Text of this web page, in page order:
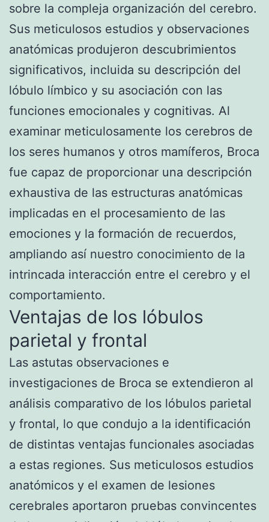
sobre la compleja organización del cerebro.
Sus meticulosos estudios y observaciones
anatómicas produjeron descubrimientos
significativos, incluida su descripción del
lóbulo límbico y su asociación con las
funciones emocionales y cognitivas. Al
examinar meticulosamente los cerebros de
los seres humanos y otros mamíferos, Broca
fue capaz de proporcionar una descripción
exhaustiva de las estructuras anatómicas
implicadas en el procesamiento de las
emociones y la formación de recuerdos,
ampliando así nuestro conocimiento de la
intrincada interacción entre el cerebro y el
comportamiento.
Ventajas de los lóbulos
parietal y frontal
Las astutas observaciones e
investigaciones de Broca se extendieron al
análisis comparativo de los lóbulos parietal
y frontal, lo que condujo a la identificación
de distintas ventajas funcionales asociadas
a estas regiones. Sus meticulosos estudios
anatómicos y el examen de lesiones
cerebrales aportaron pruebas convincentes